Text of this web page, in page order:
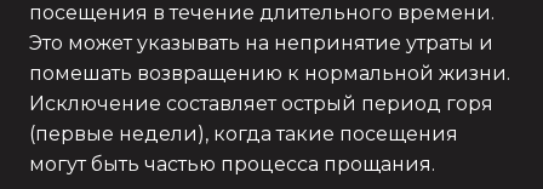
посещения в течение длительного времени.
Это может указывать на непринятие утраты и
помешать возвращению к нормальной жизни.
Исключение составляет острый период горя
(первые недели), когда такие посещения
могут быть частью процесса прощания.